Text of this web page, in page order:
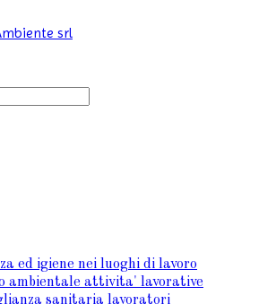
ed igiene nei luoghi di lavoro
ambientale attivita' lavorative
sanitaria lavoratori